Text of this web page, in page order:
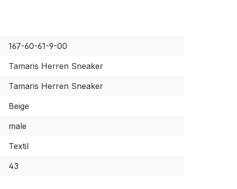
167-60-61-9-00
Tamaris Herren Sneaker
Tamaris Herren Sneaker
Beige
male
Textil
43